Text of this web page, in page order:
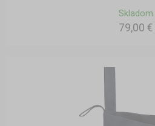
Skladom
79,00 €